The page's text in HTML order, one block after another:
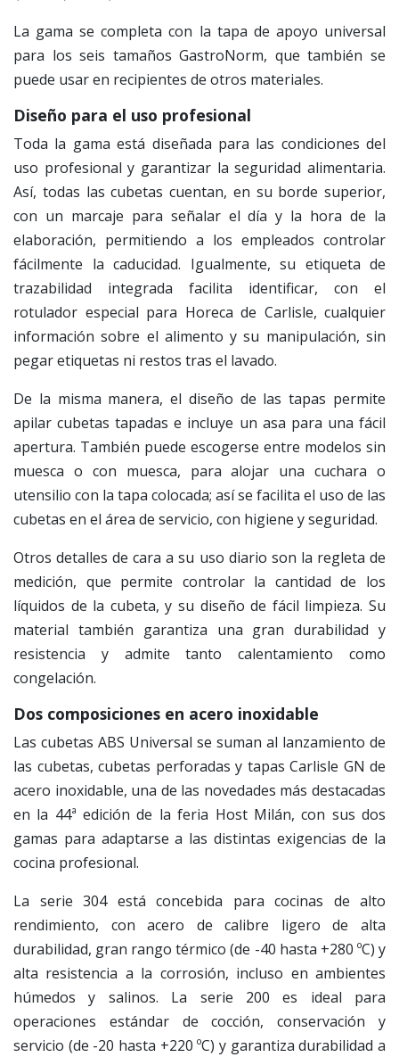
La gama se completa con la tapa de apoyo universal
para los seis tamaños GastroNorm, que también se
puede usar en recipientes de otros materiales.
Diseño para el uso profesional
Toda la gama está diseñada para las condiciones del
uso profesional y garantizar la seguridad alimentaria.
Así, todas las cubetas cuentan, en su borde superior,
con un marcaje para señalar el día y la hora de la
elaboración, permitiendo a los empleados controlar
fácilmente la caducidad. Igualmente, su etiqueta de
trazabilidad integrada facilita identificar, con el
rotulador especial para Horeca de Carlisle, cualquier
información sobre el alimento y su manipulación, sin
pegar etiquetas ni restos tras el lavado.
De la misma manera, el diseño de las tapas permite
apilar cubetas tapadas e incluye un asa para una fácil
apertura. También puede escogerse entre modelos sin
muesca o con muesca, para alojar una cuchara o
utensilio con la tapa colocada; así se facilita el uso de las
cubetas en el área de servicio, con higiene y seguridad.
Otros detalles de cara a su uso diario son la regleta de
medición, que permite controlar la cantidad de los
líquidos de la cubeta, y su diseño de fácil limpieza. Su
material también garantiza una gran durabilidad y
resistencia y admite tanto calentamiento como
congelación.
Dos composiciones en acero inoxidable
Las cubetas ABS Universal se suman al lanzamiento de
las cubetas, cubetas perforadas y tapas Carlisle GN de
acero inoxidable, una de las novedades más destacadas
en la 44ª edición de la feria Host Milán, con sus dos
gamas para adaptarse a las distintas exigencias de la
cocina profesional.
La serie 304 está concebida para cocinas de alto
rendimiento, con acero de calibre ligero de alta
durabilidad, gran rango térmico (de -40 hasta +280 ºC) y
alta resistencia a la corrosión, incluso en ambientes
húmedos y salinos. La serie 200 es ideal para
operaciones estándar de cocción, conservación y
servicio (de -20 hasta +220 ºC) y garantiza durabilidad a